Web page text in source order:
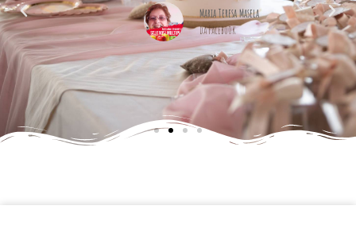
Maria Teresa Masela
da Facebook